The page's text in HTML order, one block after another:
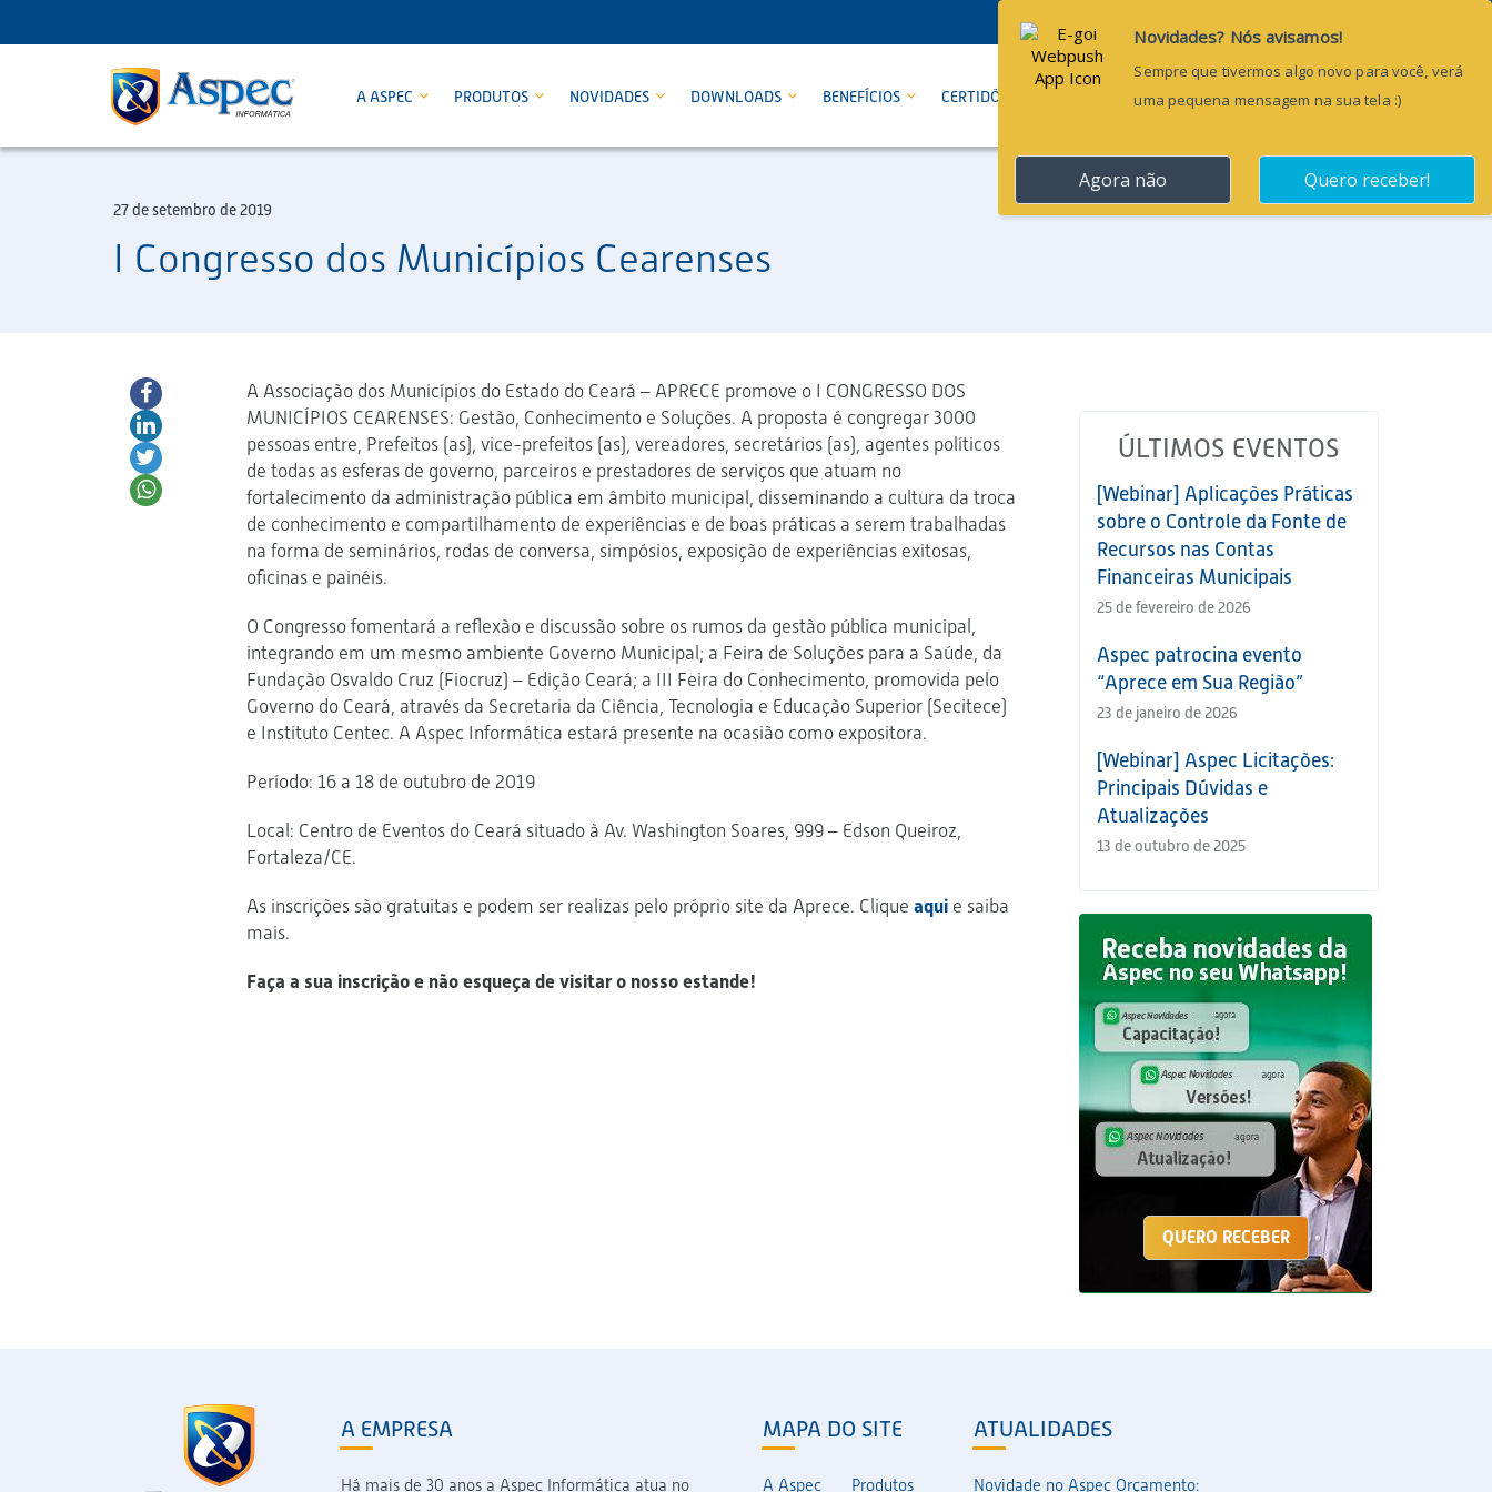
A ASPEC PRODUTOS NOVIDADES DOWNLOADS BENEFÍCIOS CERTIDÕES CONTATO Pesquisar...
27 de setembro de 2019
I Congresso dos Municípios Cearenses
A Associação dos Municípios do Estado do Ceará – APRECE promove o I CONGRESSO DOS
MUNICÍPIOS CEARENSES: Gestão, Conhecimento e Soluções. A proposta é congregar 3000
pessoas entre, Prefeitos (as), vice-prefeitos (as), vereadores, secretários (as), agentes políticos
de todas as esferas de governo, parceiros e prestadores de serviços que atuam no
fortalecimento da administração pública em âmbito municipal, disseminando a cultura da troca
de conhecimento e compartilhamento de experiências e de boas práticas a serem trabalhadas
na forma de seminários, rodas de conversa, simpósios, exposição de experiências exitosas,
oficinas e painéis.
O Congresso fomentará a reflexão e discussão sobre os rumos da gestão pública municipal,
integrando em um mesmo ambiente Governo Municipal; a Feira de Soluções para a Saúde, da
Fundação Osvaldo Cruz (Fiocruz) – Edição Ceará; a III Feira do Conhecimento, promovida pelo
Governo do Ceará, através da Secretaria da Ciência, Tecnologia e Educação Superior (Secitece)
e Instituto Centec. A Aspec Informática estará presente na ocasião como expositora.
Período: 16 a 18 de outubro de 2019
Local: Centro de Eventos do Ceará situado à Av. Washington Soares, 999 – Edson Queiroz,
Fortaleza/CE.
As inscrições são gratuitas e podem ser realizas pelo próprio site da Aprece. Clique aqui e saiba
mais.
Faça a sua inscrição e não esqueça de visitar o nosso estande!
ÚLTIMOS EVENTOS
[Webinar] Aplicações Práticas
sobre o Controle da Fonte de
Recursos nas Contas
Financeiras Municipais
25 de fevereiro de 2026
Aspec patrocina evento
“Aprece em Sua Região”
23 de janeiro de 2026
[Webinar] Aspec Licitações:
Principais Dúvidas e
Atualizações
13 de outubro de 2025
QUERO RECEBER
A EMPRESA
Há mais de 30 anos a Aspec Informática atua no
MAPA DO SITE
A Aspec Produtos
ATUALIDADES
Novidade no Aspec Orçamento: